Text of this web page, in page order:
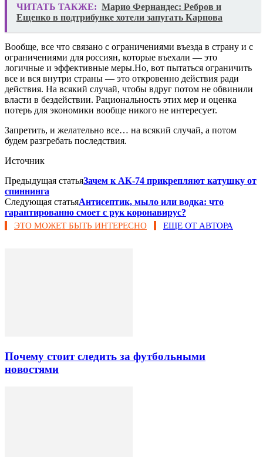
ЧИТАТЬ ТАКЖЕ: Марио Фернандес: Ребров и
Ещенко в подтрибунке хотели запугать Карпова
Вообще, все что связано с ограничениями въезда в страну и с
ограничениями для россиян, которые въехали — это
логичные и эффективные меры.Но, вот пытаться ограничить
все и вся внутри страны — это откровенно действия ради
действия. На всякий случай, чтобы вдруг потом не обвинили
власти в бездействии. Рациональность этих мер и оценка
потерь для экономики вообще никого не интересует.
Запретить, и желательно все… на всякий случай, а потом
будем разгребать последствия.
Источник
Предыдущая статьяЗачем к АК-74 прикрепляют катушку от
спиннинга
Следующая статьяАнтисептик, мыло или водка: что
гарантированно смоет с рук коронавирус?
ЭТО МОЖЕТ БЫТЬ ИНТЕРЕСНО ЕЩЕ ОТ АВТОРА
Почему стоит следить за футбольными
новостями